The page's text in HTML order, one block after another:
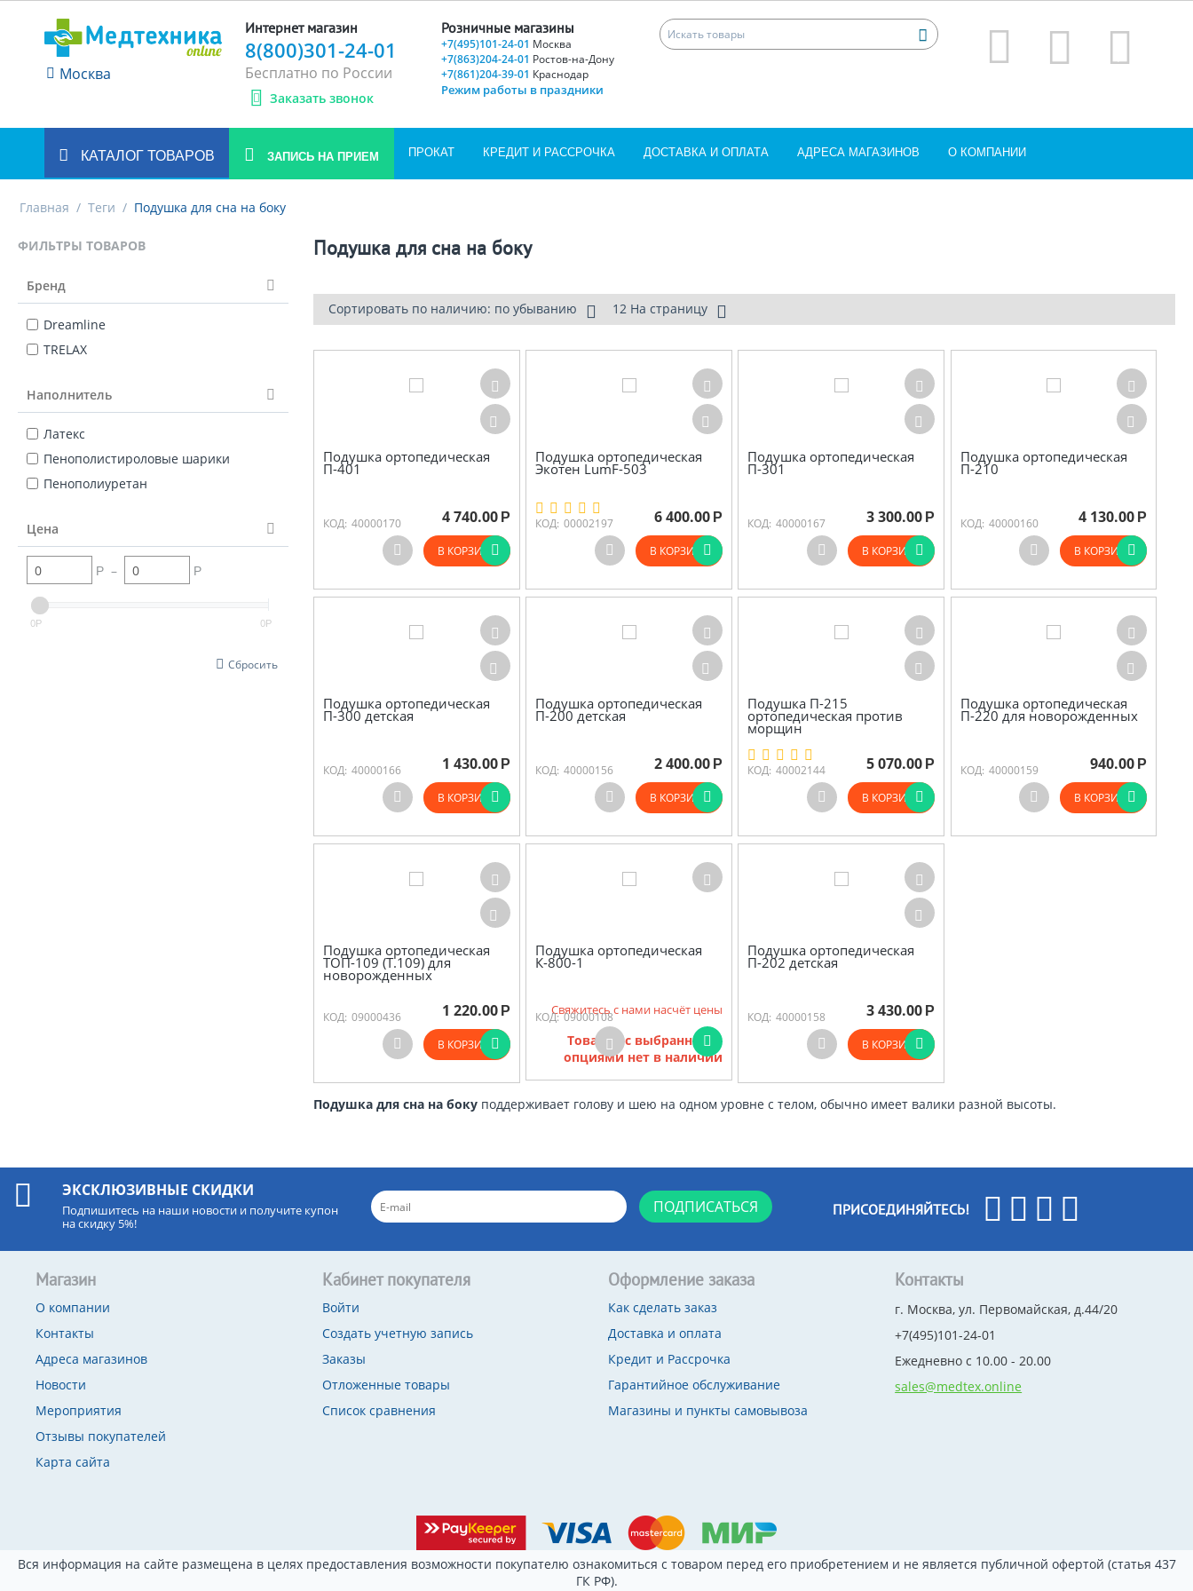
Москва
Интернет магазин
8(800)301-24-01
Бесплатно по России
Заказать звонок
Розничные магазины
+7(495)101-24-01 Москва
+7(863)204-24-01 Ростов-на-Дону
+7(861)204-39-01 Краснодар
Режим работы в праздники
КАТАЛОГ ТОВАРОВ ЗАПИСЬ НА ПРИЕМ ПРОКАТ КРЕДИТ И РАССРОЧКА ДОСТАВКА И ОПЛАТА АДРЕСА МАГАЗИНОВ О КОМПАНИИ
Главная / Теги / Подушка для сна на боку
ФИЛЬТРЫ ТОВАРОВ
Бренд
Dreamline
TRELAX
Наполнитель
Латекс
Пенополистироловые шарики
Пенополиуретан
Цена
Р – Р
0Р 0Р
Сбросить
Подушка для сна на боку
Сортировать по наличию: по убыванию 12 На страницу
Подушка ортопедическая
П-401
КОД: 40000170 4 740.00 Р
В КОРЗИНУ
Подушка ортопедическая
Экотен LumF-503
КОД: 00002197 6 400.00 Р
В КОРЗИНУ
Подушка ортопедическая
П-301
КОД: 40000167 3 300.00 Р
В КОРЗИНУ
Подушка ортопедическая
П-210
КОД: 40000160 4 130.00 Р
В КОРЗИНУ
Подушка ортопедическая
П-300 детская
КОД: 40000166 1 430.00 Р
В КОРЗИНУ
Подушка ортопедическая
П-200 детская
КОД: 40000156 2 400.00 Р
В КОРЗИНУ
Подушка П-215
ортопедическая против
морщин
КОД: 40002144 5 070.00 Р
В КОРЗИНУ
Подушка ортопедическая
П-220 для новорожденных
КОД: 40000159 940.00 Р
В КОРЗИНУ
Подушка ортопедическая
ТОП-109 (Т.109) для
новорожденных
КОД: 09000436 1 220.00 Р
В КОРЗИНУ
Подушка ортопедическая
К-800-1
КОД: 09000108
Свяжитесь с нами насчёт цены
Товаров с выбранными
опциями нет в наличии
Подушка ортопедическая
П-202 детская
КОД: 40000158 3 430.00 Р
В КОРЗИНУ
Подушка для сна на бокуподдерживает голову и шею на одном уровне с телом, обычно имеет валики разной высоты.
ЭКСКЛЮЗИВНЫЕ СКИДКИ
Подпишитесь на наши новости и получите купон
на скидку 5%!
ПОДПИСАТЬСЯ ПРИСОЕДИНЯЙТЕСЬ!
Магазин
О компании
Контакты
Адреса магазинов
Новости
Мероприятия
Отзывы покупателей
Карта сайта
Кабинет покупателя
Войти
Создать учетную запись
Заказы
Отложенные товары
Список сравнения
Оформление заказа
Как сделать заказ
Доставка и оплата
Кредит и Рассрочка
Гарантийное обслуживание
Магазины и пункты самовывоза
Контакты
г. Москва, ул. Первомайская, д.44/20
+7(495)101-24-01
Ежедневно с 10.00 - 20.00
sales@medtex.online
Вся информация на сайте размещена в целях предоставления возможности покупателю ознакомиться с товаром перед его приобретением и не является публичной офертой (статья 437
ГК РФ).